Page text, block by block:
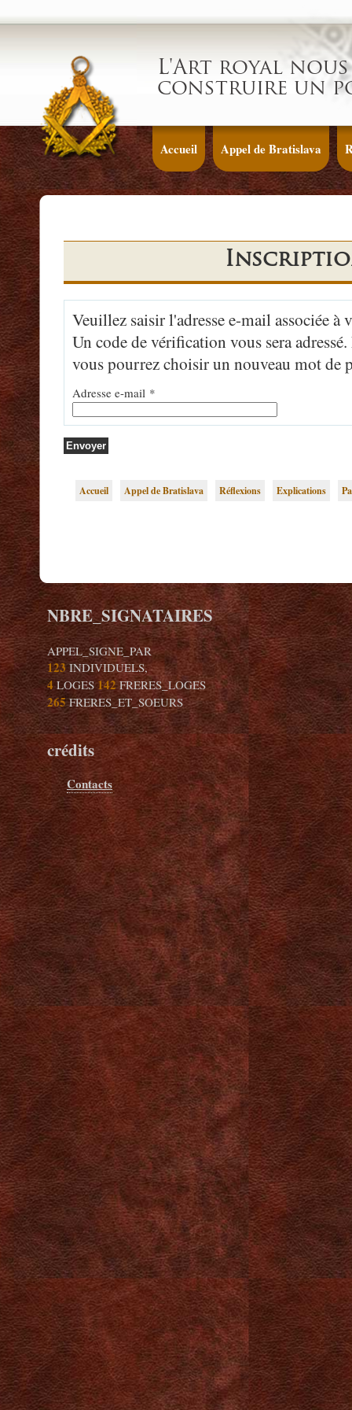
L'Art royal
construire un
Accueil Appel de Bratislava
Veuillez saisir l'adresse e-mail associée
Un code de vérification vous sera
vous pourrez choisir un nouveau mot de
Adresse e-mail *
Envoyer
Accueil Appel de Bratislava Réflexions Explications
NBRE_SIGNATAIRES
APPEL_SIGNE_PAR
123INDIVIDUELS,
4 LOGES142FRERES_LOGES
265FRERES_ET_SOEURS
crédits
Contacts